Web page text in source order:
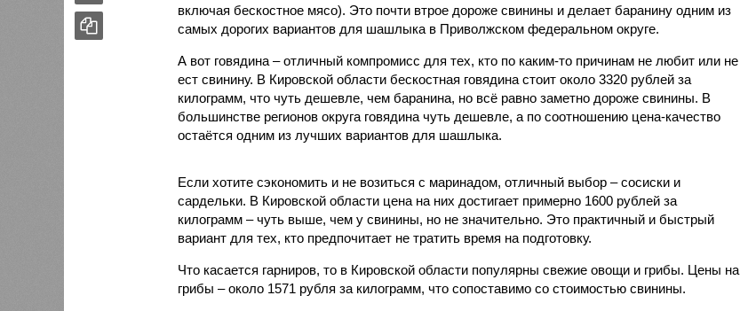
включая бескостное мясо). Это почти втрое дороже свинины и делает баранину одним из
самых дорогих вариантов для шашлыка в Приволжском федеральном округе.
А вот говядина – отличный компромисс для тех, кто по каким-то причинам не любит или не
ест свинину. В Кировской области бескостная говядина стоит около 3320 рублей за
килограмм, что чуть дешевле, чем баранина, но всё равно заметно дороже свинины. В
большинстве регионов округа говядина чуть дешевле, а по соотношению цена-качество
остаётся одним из лучших вариантов для шашлыка.
Если хотите сэкономить и не возиться с маринадом, отличный выбор – сосиски и
сардельки. В Кировской области цена на них достигает примерно 1600 рублей за
килограмм – чуть выше, чем у свинины, но не значительно. Это практичный и быстрый
вариант для тех, кто предпочитает не тратить время на подготовку.
Что касается гарниров, то в Кировской области популярны свежие овощи и грибы. Цены на
грибы – около 1571 рубля за килограмм, что сопоставимо со стоимостью свинины.